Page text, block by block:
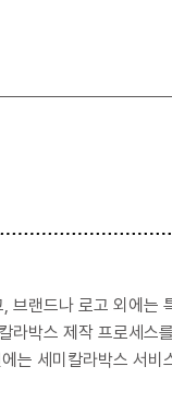
랜드나 로고 외에는
는 세미칼라박스 서